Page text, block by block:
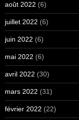
août 2022 (6)
juillet 2022 (6)
juin 2022 (6)
mai 2022 (6)
avril 2022 (30)
mars 2022 (31)
février 2022 (22)